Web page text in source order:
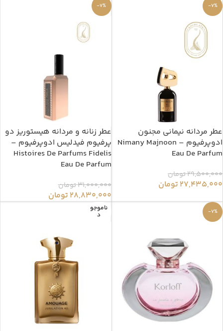
-7%
عطر مردانه نیمانی مجنون
ادوپرفیوم – Nimany Majnoon
Eau De Parfum
29,500,000تومان
27,435,000 تومان
-7%
عطر زنانه و مردانه هیستوریز دو
پرفیوم فیدلیس ادوپرفیوم –
Histoires De Parfums Fidelis
Eau De Parfum
31,000,000تومان
28,830,000 تومان
-7% ناموجو
د